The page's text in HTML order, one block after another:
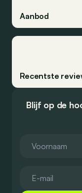
Aanbod
Recentste
Blijf op de